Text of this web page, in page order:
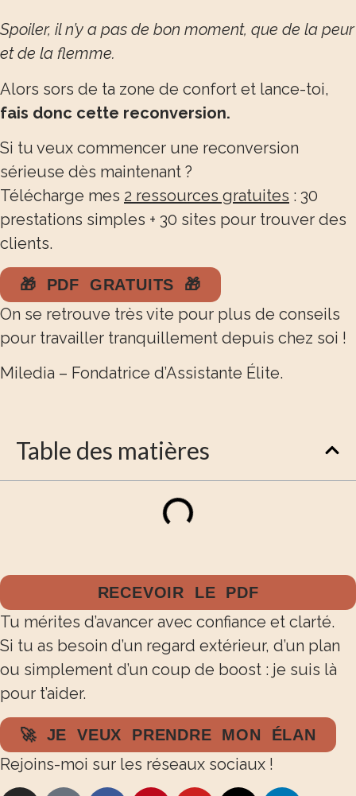
Spoiler, il n’y a pas de bon moment, que de la peur
et de la flemme.
Alors sors de ta zone de confort et lance-toi,
fais donc cette reconversion.
Si tu veux commencer une reconversion
sérieuse dès maintenant ?
Télécharge mes 2 ressources gratuites : 30
prestations simples + 30 sites pour trouver des
clients.
🎁 PDF GRATUITS 🎁
On se retrouve très vite pour plus de conseils
pour travailler tranquillement depuis chez soi !
Miledia – Fondatrice d’Assistante Élite.
Table des matières
RECEVOIR LE PDF
Tu mérites d’avancer avec confiance et clarté.
Si tu as besoin d’un regard extérieur, d’un plan
ou simplement d’un coup de boost : je suis là
pour t’aider.
🚀 JE VEUX PRENDRE MON ÉLAN
Rejoins-moi sur les réseaux sociaux !